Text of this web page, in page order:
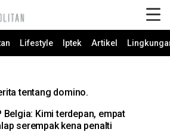
Lifestyle Iptek Artikel
tentang domino.
Belgia: Kimi terdepan, empat
serempak kena penalti